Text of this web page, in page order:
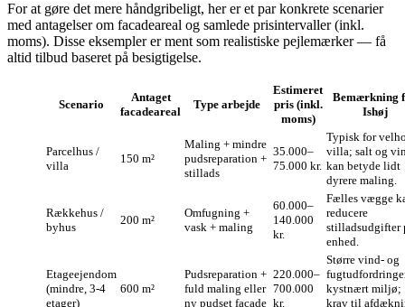
For at gøre det mere håndgribeligt, her er et par konkrete scenarier
med antagelser om facadeareal og samlede prisintervaller (inkl.
moms). Disse eksempler er ment som realistiske pejlemærker — få
altid tilbud baseret på besigtigelse.
Scenario
Antaget
facadeareal
Type arbejde
Estimeret
pris (inkl.
moms)
Bemærkning
Ishøj
Parcelhus /
villa
150 m²
Maling + mindre
pudsreparation +
stillads
35.000–
75.000 kr.
Typisk for
villa; salt og
kan betyde lidt
dyrere maling.
Rækkehus /
byhus
200 m²
Omfugning +
vask + maling
60.000–
140.000
kr.
Fælles vægge
reducere
stilladsudgifter
enhed.
Etageejendom
(mindre, 3-4
etager)
600 m²
Pudsreparation +
fuld maling eller
ny pudset facade
220.000–
700.000
kr.
Større vind- og
kystnært miljø;
krav til